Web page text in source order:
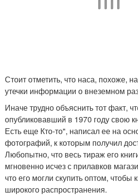
Стоит отметить, что наса, похоже,
утечки информации о внеземном
Иначе трудно объяснить тот факт,
опубликовавший в 1970 году свою
Есть еще Кто-то", написал ее на
фотографий, к которым получил
Любопытно, что весь тираж его
мгновенно исчез с прилавков
что его могли скупить оптом, чтобы
широкого распространения.